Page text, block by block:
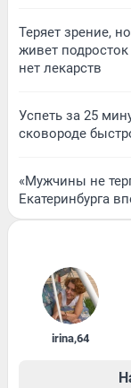
Теряет зрение,
живет
нет лекарств
Успеть за 25
сковороде
«Мужчины не
Екатеринбурга
irina,64